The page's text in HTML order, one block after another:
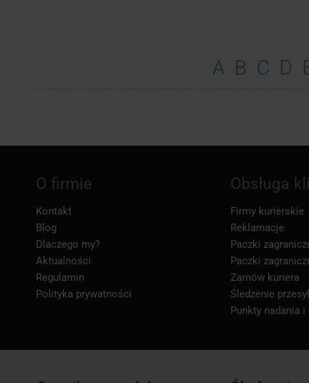
A B C D
O firmie
Kontakt
Blog
Dlaczego my?
Aktualności
Regulamin
Polityka prywatności
Obsługa
Firmy kurierskie
Reklamacje
Paczki
Paczki
Zamów kuriera
Śledzenie
Punkty nadania i